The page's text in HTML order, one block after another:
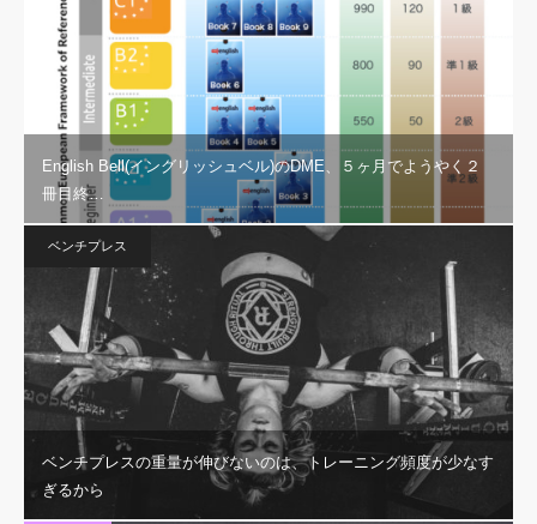
English Bell(イングリッシュベル)のDME、５ヶ月でようやく２
冊目終…
ベンチプレス
ベンチプレスの重量が伸びないのは、トレーニング頻度が少なす
ぎるから